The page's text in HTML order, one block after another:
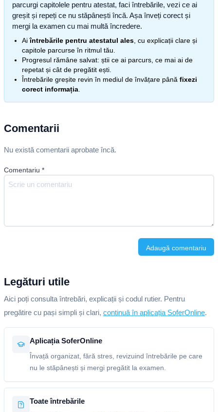
parcurgi capitolele pentru atestat, faci întrebările, vezi ce ai
greșit și repeți ce nu stăpânești încă. Așa înveți corect și
mergi la examen cu mai multă încredere.
Aiîntrebările pentru atestatul ales , cu explicații clare și
capitole parcurse în ritmul tău.
Progresul rămâne salvat: știi ce ai parcurs, ce mai ai de
repetat și cât de pregătit ești.
Întrebările greșite revin în mediul de învățare până fixezi
corect informația
Comentarii
Nu există comentarii aprobate încă.
Comentariu *
Adaugă comentariu
Legături utile
Aici poți consulta întrebări, explicații și codul rutier. Pentru
pregătire cu pași simpli și clari, continuă în aplicația SoferOnline.
Aplicația SoferOnline
Învață organizat, fără stres, revizuind întrebările pe care
nu le stăpânești și mergi pregătit la examen.
Toate întrebările